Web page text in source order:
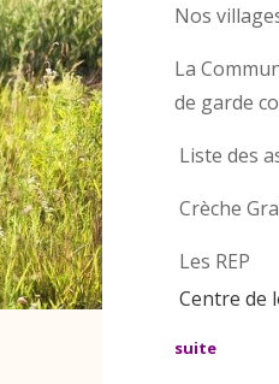
Nos
La
de garde
Liste des
Crèche
Les REP
Centre de
suite